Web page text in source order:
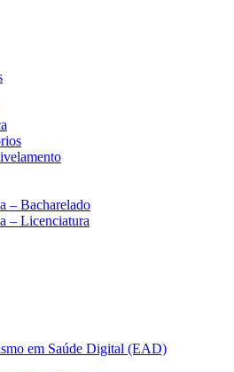
– Bacharelado
– Licenciatura
em Saúde Digital (EAD)